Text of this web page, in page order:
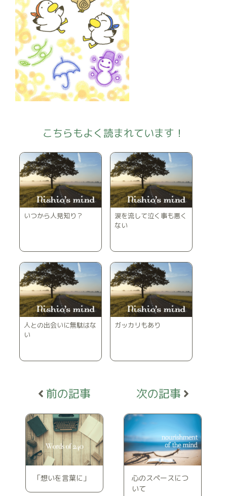
こちらもよく読まれています！
いつから人見知り？
涙を流して泣く事も悪く
ない
人との出会いに無駄はな
い
ガッカリもあり
「想いを言葉に」
心のスペースにつ
いて